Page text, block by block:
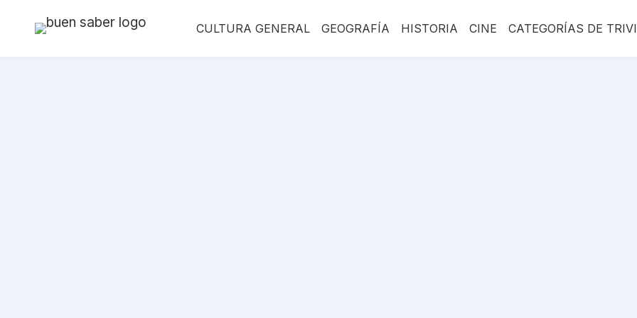
CULTURA GENERAL GEOGRAFÍA HISTORIA CINE CATEGORÍAS DE